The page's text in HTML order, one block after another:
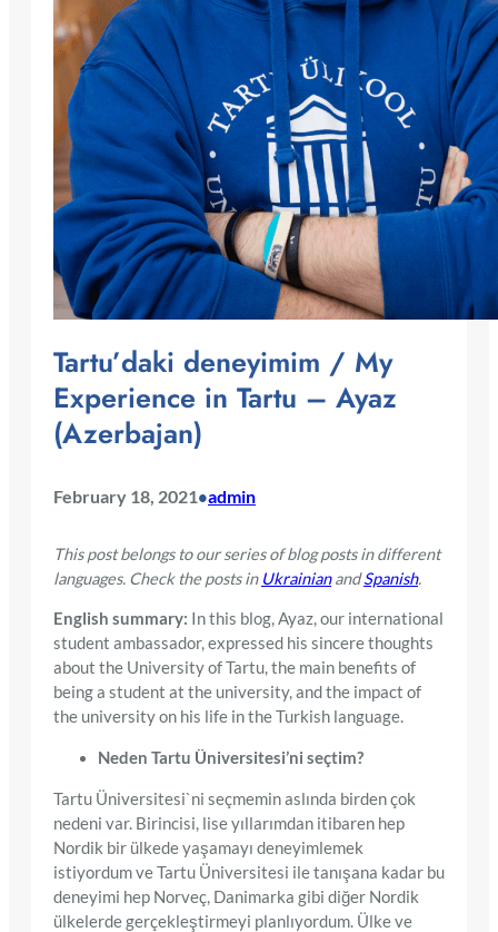
Tartu’daki deneyimim / My
Experience in Tartu – Ayaz
(Azerbajan)
February 18, 2021•admin
This post belongs to our series of blog posts in different
languages. Check the posts in UkrainianandSpanish.
English summary: In this blog, Ayaz, our international
student ambassador, expressed his sincere thoughts
about the University of Tartu, the main benefits of
being a student at the university, and the impact of
the university on his life in the Turkish language.
Neden Tartu Üniversitesi’ni seçtim?
Tartu Üniversitesi`ni seçmemin aslında birden çok
nedeni var. Birincisi, lise yıllarımdan itibaren hep
Nordik bir ülkede yaşamayı deneyimlemek
istiyordum ve Tartu Üniversitesi ile tanışana kadar bu
deneyimi hep Norveç, Danimarka gibi diğer Nordik
ülkelerde gerçekleştirmeyi planlıyordum. Ülke ve